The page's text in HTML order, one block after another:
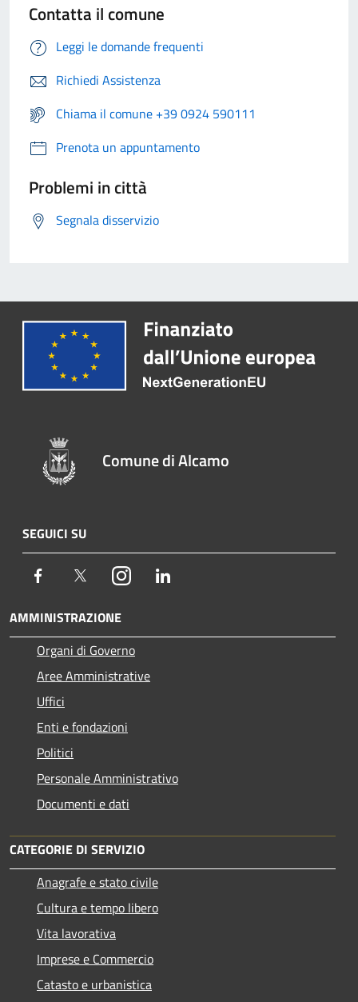
Contatta il comune
Leggi le domande frequenti
Richiedi Assistenza
Chiama il comune +39 0924 590111
Prenota un appuntamento
Problemi in città
Segnala disservizio
Comune di Alcamo
SEGUICI SU
Facebook TwitterInstagram
AMMINISTRAZIONE
Organi di Governo
Aree Amministrative
Uffici
Enti e fondazioni
Politici
Personale Amministrativo
Documenti e dati
CATEGORIE DI SERVIZIO
Anagrafe e stato civile
Cultura e tempo libero
Vita lavorativa
Imprese e Commercio
Catasto e urbanistica